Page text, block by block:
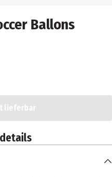
Ballons
lieferbar